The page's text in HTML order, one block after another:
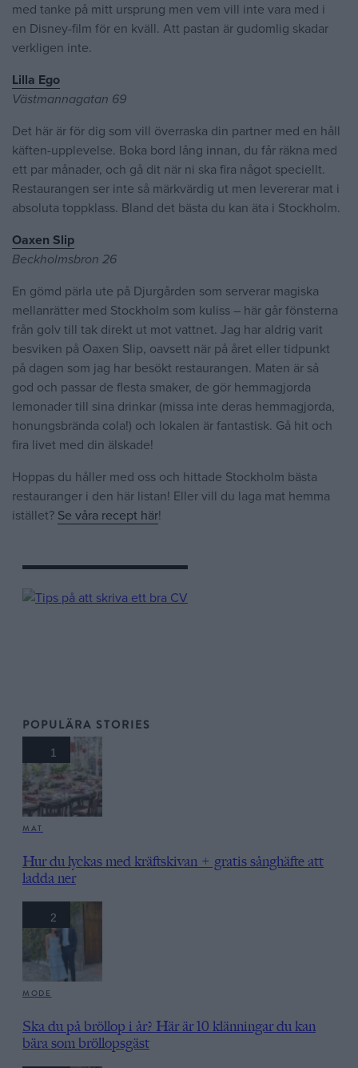
med tanke på mitt ursprung men vem vill inte vara med i
en Disney-film för en kväll. Att pastan är gudomlig skadar
verkligen inte.
Lilla Ego
Västmannagatan 69
Det här är för dig som vill överraska din partner med en håll
käften-upplevelse. Boka bord lång innan, du får räkna med
ett par månader, och gå dit när ni ska fira något speciellt.
Restaurangen ser inte så märkvärdig ut men levererar mat i
absoluta toppklass. Bland det bästa du kan äta i Stockholm.
Oaxen Slip
Beckholmsbron 26
En gömd pärla ute på Djurgården som serverar magiska
mellanrätter med Stockholm som kuliss – här går fönsterna
från golv till tak direkt ut mot vattnet. Jag har aldrig varit
besviken på Oaxen Slip, oavsett när på året eller tidpunkt
på dagen som jag har besökt restaurangen. Maten är så
god och passar de flesta smaker, de gör hemmagjorda
lemonader till sina drinkar (missa inte deras hemmagjorda,
honungsbrända cola!) och lokalen är fantastisk. Gå hit och
fira livet med din älskade!
Hoppas du håller med oss och hittade Stockholm bästa
restauranger i den här listan! Eller vill du laga mat hemma
istället? Se våra recept här!
POPULÄRA STORIES
1
MAT
Hur du lyckas med kräftskivan + gratis sånghäfte att
ladda ner
2
MODE
Ska du på bröllop i år? Här är 10 klänningar du kan
bära som bröllopsgäst